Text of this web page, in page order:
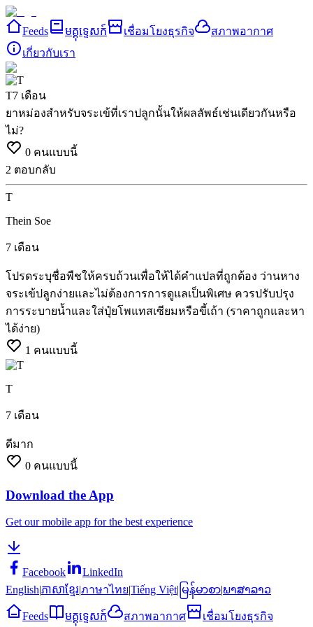
Feeds មគ្គុទ្ទេសក៍ เชื่อมโยงธุรกิจ
สภาพอากาศ
เกี่ยวกับเรา
T7 เดือน
ยาหม่องสำหรับจระเข้ที่เราปลูกนั้นให้ผลลัพธ์เช่นเดียวกันหรือ
ไม่?
0 คนแบบนี้
2 ตอบกลับ
T
Thein Soe
7 เดือน
โปรดระบุชื่อพืชให้ครบถ้วนเพื่อให้ได้คำแปลที่ถูกต้อง ว่านหาง
จระเข้ปลูกง่ายและไม่ต้องการการดูแลเป็นพิเศษ ควรปรับปรุง
การระบายน้ำและใส่ปุ๋ยโพแทสเซียมหรือขี้เถ้า (ราคาถูกและหา
ได้ง่าย)
1 คนแบบนี้
T
7 เดือน
ดีมาก
0 คนแบบนี้
Download the App
Get our mobile app for the best experience
Facebook
LinkedIn
English|ភាសាខ្មែរ|ภาษาไทย|Tiếng Việt| မြန်မာစာ|ພາສາລາວ
Feeds មគ្គុទ្ទេសក៍ สภาพอากาศ เชื่อมโยงธุรกิจ